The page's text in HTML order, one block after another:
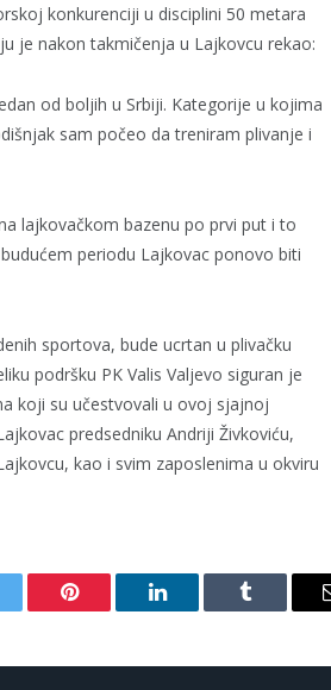
konkurenciji u disciplini 50 metara
je nakon takmičenja u Lajkovcu rekao:
od boljih u Srbiji. Kategorije u kojima
sam počeo da treniram plivanje i
lajkovačkom bazenu po prvi put i to
periodu Lajkovac ponovo biti
sportova, bude ucrtan u plivačku
podršku PK Valis Valjevo siguran je
koji su učestvovali u ovoj sjajnoj
predsedniku Andriji Živkoviću,
kao i svim zaposlenima u okviru
Pinterest LinkedIn Tumblr